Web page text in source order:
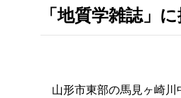
「地質学雑誌」
山形市東部の馬見ヶ崎川